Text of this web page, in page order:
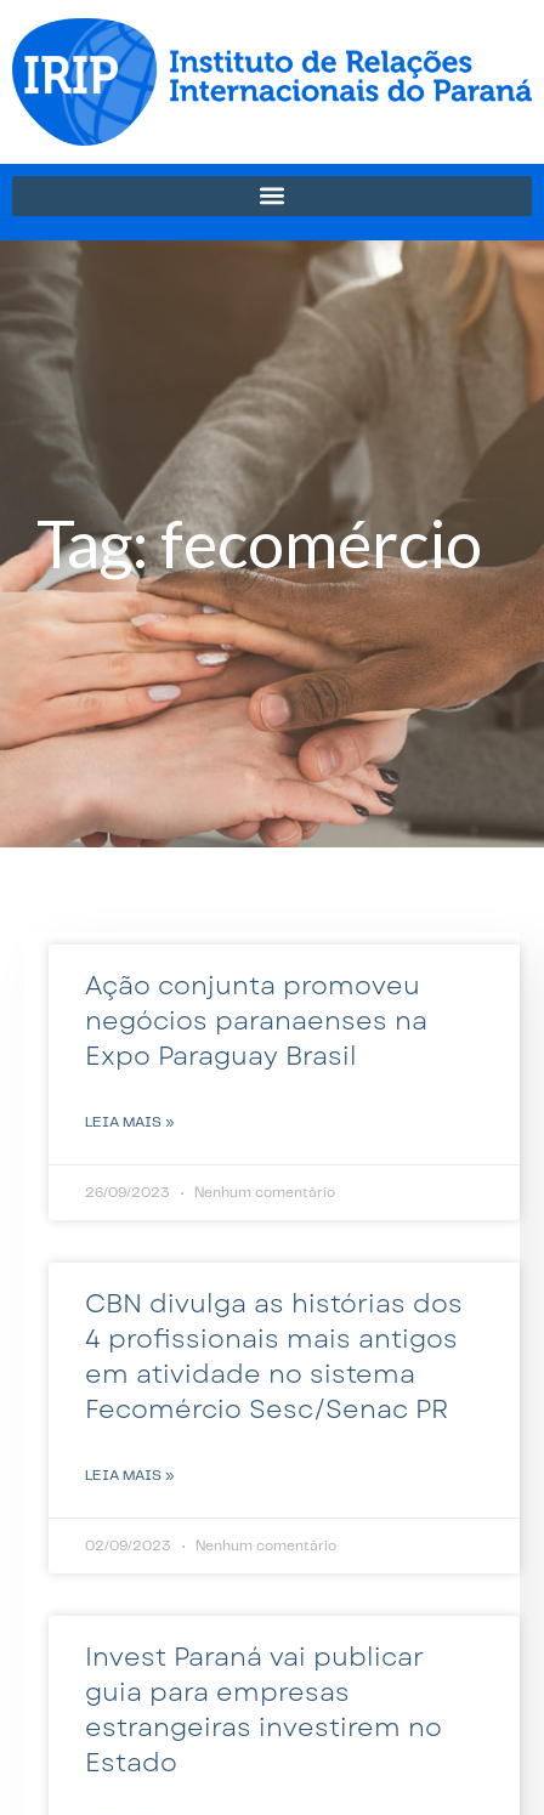
Tag: fecomércio
Ação conjunta promoveu
negócios paranaenses na
Expo Paraguay Brasil
LEIA MAIS »
26/09/2023 Nenhum comentário
CBN divulga as histórias dos
4 profissionais mais antigos
em atividade no sistema
Fecomércio Sesc/Senac PR
LEIA MAIS »
02/09/2023 Nenhum comentário
Invest Paraná vai publicar
guia para empresas
estrangeiras investirem no
Estado